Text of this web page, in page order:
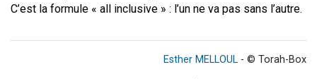
C’est la formule « all inclusive » : l’un ne va pas sans l’autre.
Esther MELLOUL - © Torah-Box